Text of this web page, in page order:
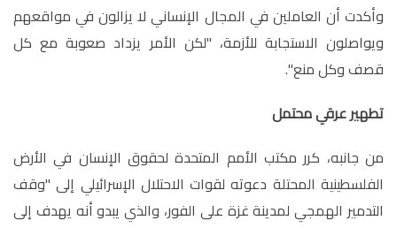
وأكدت أن العاملين في المجال الإنساني لا يزالون في مواقعهم
ويواصلون الاستجابة للأزمة، "لكن الأمر يزداد صعوبة مع كل
قصف وكل منع"
.
تطهير عرقي محتمل
من جانبه، كرر مكتب الأمم المتحدة لحقوق الإنسان في الأرض
الفلسطينية المحتلة دعوته لقوات الاحتلال الإسرائيلي إلى "وقف
التدمير الهمجي لمدينة غزة على الفور، والذي يبدو أنه يهدف إلى